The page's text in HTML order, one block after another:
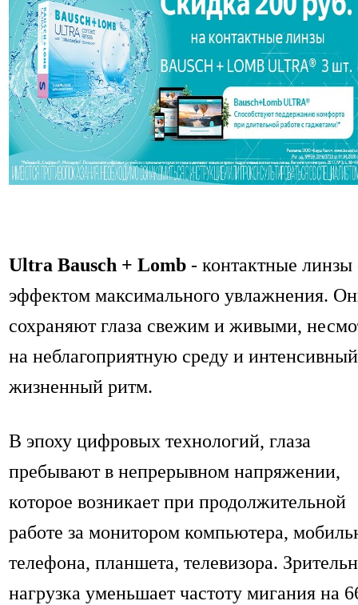
Ultra Bausch + Lomb - контактные линзы
эффектом максимального увлажнения.
сохраняют глаза свежим и живыми,
на неблагоприятную среду и интенсивный
жизненный ритм.
В эпоху цифровых технологий, глаза
пребывают в непрерывном напряжении,
которое возникает при продолжительной
работе за монитором компьютера,
телефона, планшета, телевизора.
нагрузка уменьшает частоту мигания на